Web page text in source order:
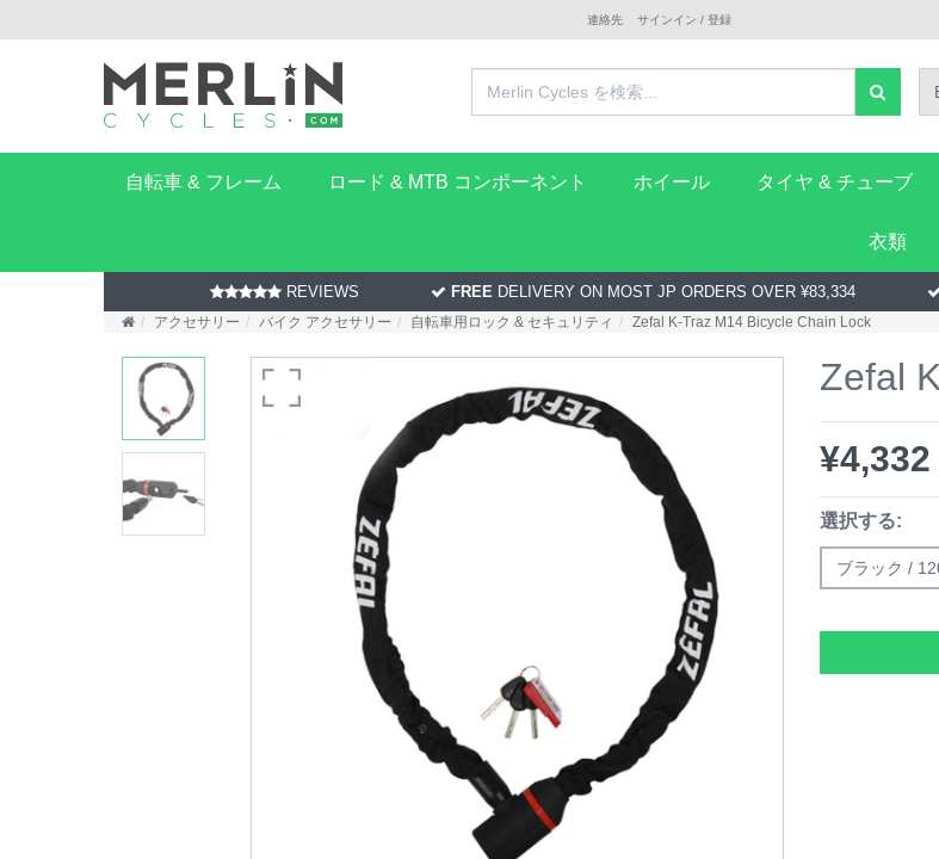
連絡先 サインイン / 登録
自転車 & フレーム ロード & MTB コンポーネント ホイール タイヤ & チューブ
衣類
REVIEWS FREE DELIVERY ON MOST JP ORDERS OVER ¥83,334
アクセサリー バイク アクセサリー 自転車用ロック & セキュリティ Zefal K-Traz M14 Bicycle Chain Lock
Zefal
¥4,332
選択する:
ブラック /